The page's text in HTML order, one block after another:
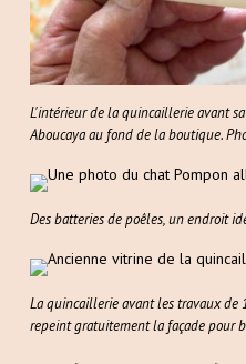
L'intérieur de la quincaillerie avant
Aboucaya au fond de la boutique.
Des batteries de poêles, un endroit
La quincaillerie avant les travaux de
repeint gratuitement la façade pour